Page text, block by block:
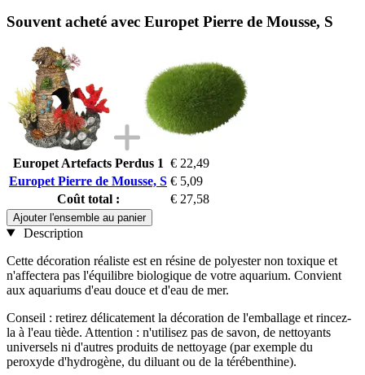
Souvent acheté avec Europet Pierre de Mousse, S
Europet Artefacts Perdus 1 € 22,49
Europet Pierre de Mousse, S € 5,09
Coût total :
€ 27,58
Ajouter l'ensemble au panier
Description
Cette décoration réaliste est en résine de polyester non toxique et
n'affectera pas l'équilibre biologique de votre aquarium. Convient
aux aquariums d'eau douce et d'eau de mer.
Conseil : retirez délicatement la décoration de l'emballage et rincez-
la à l'eau tiède. Attention : n'utilisez pas de savon, de nettoyants
universels ni d'autres produits de nettoyage (par exemple du
peroxyde d'hydrogène, du diluant ou de la térébenthine).